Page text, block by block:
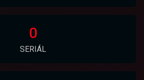
0
SERIÁL